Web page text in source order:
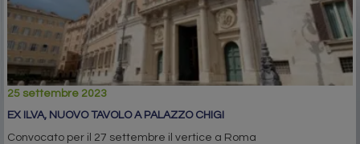
25 settembre 2023
EX ILVA, NUOVO TAVOLO A PALAZZO CHIGI
Convocato per il 27 settembre il vertice a Roma